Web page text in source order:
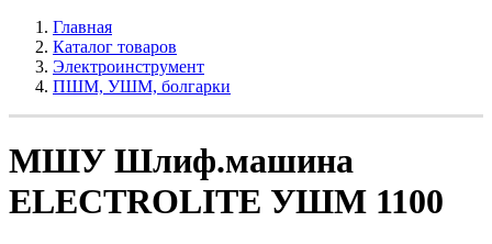
Главная
Каталог товаров
Электроинструмент
ПШМ, УШМ, болгарки
МШУ Шлиф.машина
ELECTROLITE УШМ 1100